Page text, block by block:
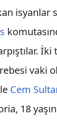
isyanlar
vaki
Cem
18